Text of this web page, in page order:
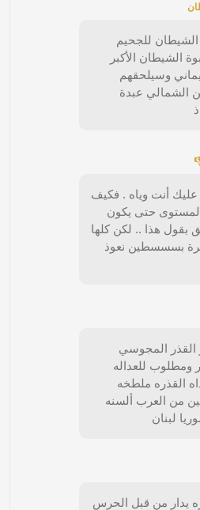
للجحيم
الشيطان الأكبر
وسيلحقهم
الشمالي عبدة
أنت وياه . فكيف
حتى يكون
بقول هذا .. لكن كلها
بسسسطين نعوذ
القذر المجوسي
للعداله
القذره ملطخه
من العرب ألسنه
لبنان
يدار من قبل الحرس